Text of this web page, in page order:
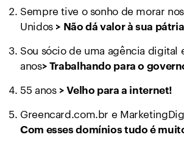
Sempre tive o sonho de morar
Unidos > Não dá valor à sua
Sou sócio de uma agência digital
anos> Trabalhando para o
55 anos > Velho para a internet!
Greencard.com.br e
Com esses domínios tudo é